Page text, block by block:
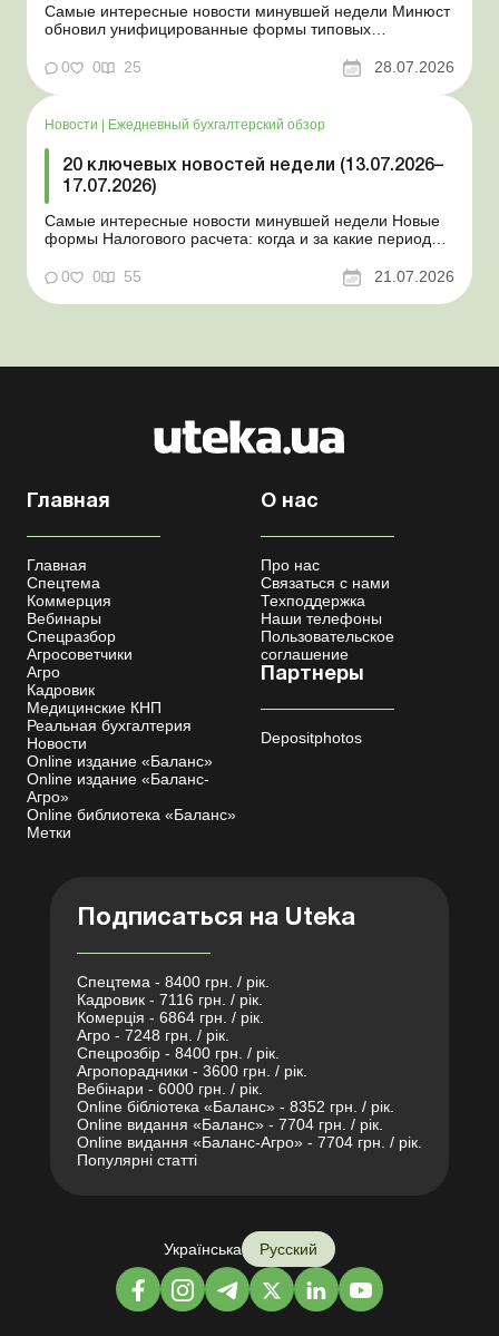
Самые интересные новости минувшей недели Минюст
обновил унифицированные формы типовых
новость о создании координационного центра по
статус «в розыске»: что нужно знать работодателям
Закон о ВПЛ: ка...
0 0 25 28.07.2026
Новости Ежедневный бухгалтерский обзор
20 ключевых новостей недели (13.07.2026–
17.07.2026)
Самые интересные новости минувшей недели Новые
формы Налогового расчета: когда и за какие периоды
переоформления отсрочки от призыва во время
Координационный центр по организации
0 0 55 21.07.2026
Главная
Главная
Спецтема
Коммерция
Вебинары
Спецразбор
Агросоветчики
Агро
Кадровик
Медицинские КНП
Реальная бухгалтерия
Новости
Online издание «Баланс»
Online издание «Баланс-
Агро»
Online библиотека «Баланс»
Метки
О нас
Про нас
Связаться с нами
Техподдержка
Наши телефоны
Пользовательское
соглашение
Партнеры
Depositphotos
Подписаться на Uteka
Спецтема - 8400 грн. / рік.
Кадровик - 7116 грн. / рік.
Комерція - 6864 грн. / рік.
Агро - 7248 грн. / рік.
Спецрозбір - 8400 грн. / рік.
Агропорадники - 3600 грн. / рік.
Вебінари - 6000 грн. / рік.
Online бібліотека «Баланс» - 8352 грн. / рік.
Online видання «Баланс» - 7704 грн. / рік.
Online видання «Баланс-Агро» - 7704 грн. / рік.
Популярні статті
Українська Русский